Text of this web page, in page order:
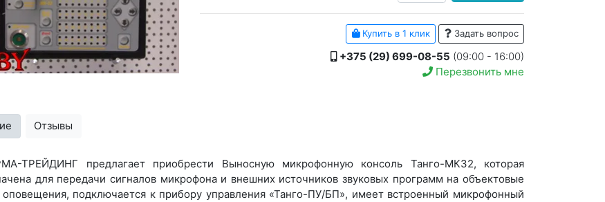
Купить в 1 клик Задать вопрос
+375 (29) 699-08-55 (09:00 - 16:00)
Перезвонить мне
Отзывы
ТРЕЙДИНГ предлагает приобрести Выносную микрофонную консоль Танго-МК32, которая
для передачи сигналов микрофона и внешних источников звуковых программ на объектовые
подключается к прибору управления «Танго-ПУ/БП», имеет встроенный микрофонный